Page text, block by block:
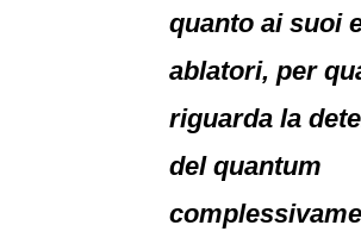
quanto ai suoi
ablatori, per
riguarda la
del quantum